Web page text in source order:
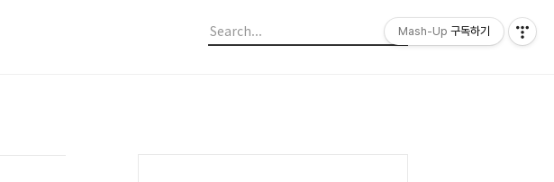
Mash-Up 구독하기